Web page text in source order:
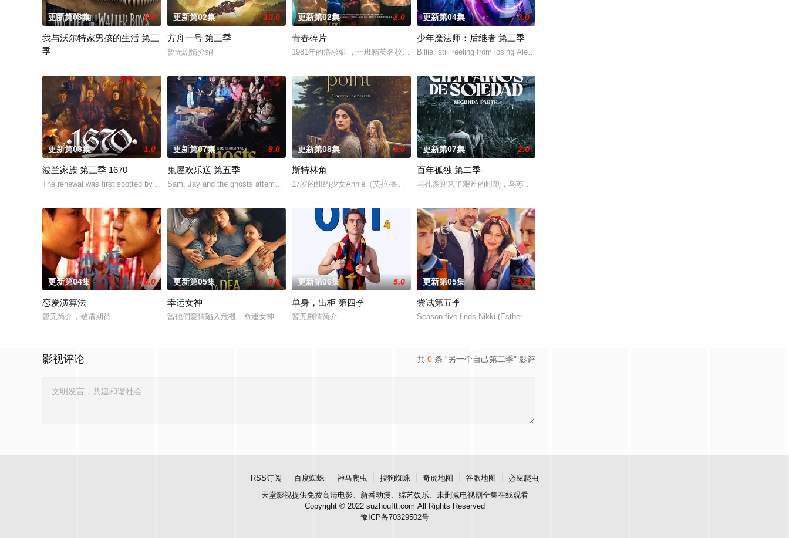
更新第03集 2.0
我与沃尔特家男孩的生活 第三
季
更新第02集 10.0
方舟一号 第三季
暂无剧情介绍
更新第02集 2.0
青春碎片
1981年的洛杉矶 ，一班精英名校的高中生原本过住灿烂生活，直至一位神秘转校生出现。与此同时，专门猎杀青少年的连环杀人魔“The Trawler”
更新第04集 3.0
少年魔法师：后继者 第三季
Billie, still reeling from losing Alex at the end of Season 2, discovers
更新第08集 1.0
波兰家族 第三季 1670
The renewal was first spotted by the account Kino Alert PL after they not
更新第07集 8.0
鬼屋欢乐送 第五季
Sam, Jay and the ghosts attempt to extricate Jay from his deal with Elias
更新第08集 9.0
斯特林角
17岁的纽约少女Annie（艾拉·鲁宾 饰）和双胞胎哥哥由养父抚养长大。她无意中继承了神秘外祖父在加拿大的一座岛屿。于是她前往加拿大度过了
更新第07集 2.0
百年孤独 第二季
马孔多迎来了艰难的时刻，乌苏拉·伊瓜兰的诅咒成真，和平越来越难维持…… 该剧改编自诺贝尔文学奖得主加
更新第04集 8.0
恋爱演算法
暂无简介，敬请期待
更新第05集 9.0
幸运女神
當他們愛情陷入危機，命運女神卻吹來生機…亞瑟和他的男友亞歷山德羅已同居15年，儘管當年天雷勾動地火的愛情正逐漸淡去，但當亞歷山德羅公然在友人婚宴上
更新第06集 5.0
单身，出柜 第四季
暂无剧情简介
更新第05集 5.0
尝试第五季
Season five finds Nikki (Esther Smith) and Jason (Rafe Spall) dealing wit
共 0 条 “另一个自己第二季” 影评
影视评论
RSS订阅 百度蜘蛛 神马爬虫 搜狗蜘蛛 奇虎地图 谷歌地图
必应爬虫
天堂影视提供免费高清电影、新番动漫、综艺娱乐、未删减电视剧全集在线观看
Copyright © 2022 suzhouftt.com All Rights Reserved
豫ICP备70329502号